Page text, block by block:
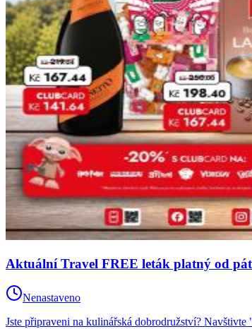
Aktuální Travel FREE leták platný od
Nenastaveno
Jste připraveni na kulinářská dobrodružství?